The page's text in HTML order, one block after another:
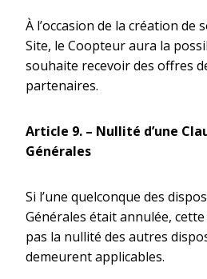
À l’occasion de la création de
Site, le Coopteur aura la
souhaite recevoir des offres
partenaires.
Article 9. – Nullité d’une
Générales
Si l’une quelconque des
Générales était annulée,
pas la nullité des autres
demeurent applicables.